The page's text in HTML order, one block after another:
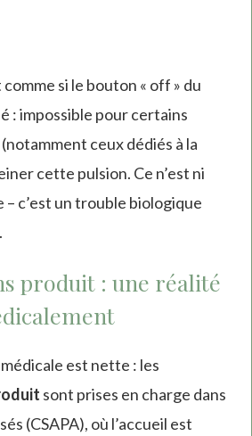
comme si le bouton « off » du
: impossible pour certains
ceux dédiés à la
cette pulsion. Ce n’est ni
– c’est un trouble biologique
produit : une réalité
est nette : les
sont prises en charge dans
(CSAPA), où l’accueil est